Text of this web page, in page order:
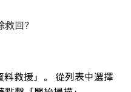
回？
救援」。 從列表中選擇